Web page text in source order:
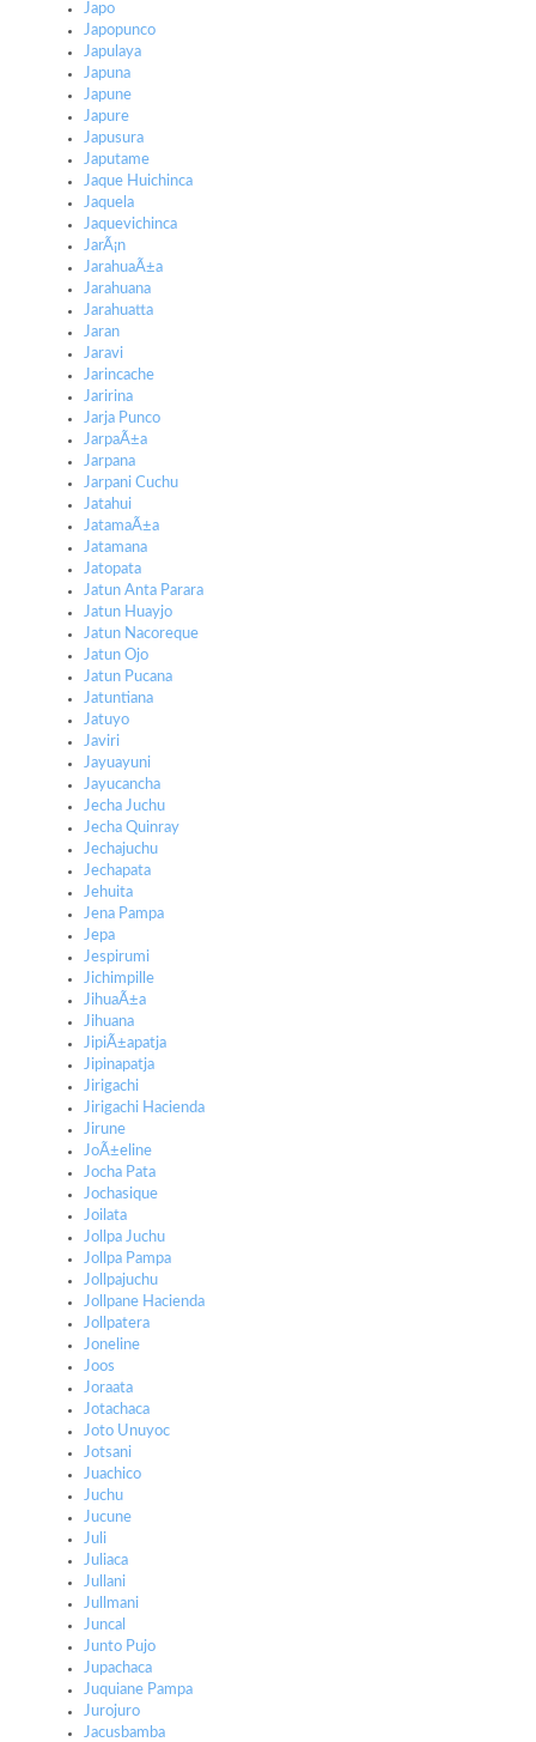
Japo
Japopunco
Japulaya
Japuna
Japune
Japure
Japusura
Japutame
Jaque Huichinca
Jaquela
Jaquevichinca
JarÃ¡n
JarahuaÃ±a
Jarahuana
Jarahuatta
Jaran
Jaravi
Jarincache
Jaririna
Jarja Punco
JarpaÃ±a
Jarpana
Jarpani Cuchu
Jatahui
JatamaÃ±a
Jatamana
Jatopata
Jatun Anta Parara
Jatun Huayjo
Jatun Nacoreque
Jatun Ojo
Jatun Pucana
Jatuntiana
Jatuyo
Javiri
Jayuayuni
Jayucancha
Jecha Juchu
Jecha Quinray
Jechajuchu
Jechapata
Jehuita
Jena Pampa
Jepa
Jespirumi
Jichimpille
JihuaÃ±a
Jihuana
JipiÃ±apatja
Jipinapatja
Jirigachi
Jirigachi Hacienda
Jirune
JoÃ±eline
Jocha Pata
Jochasique
Joilata
Jollpa Juchu
Jollpa Pampa
Jollpajuchu
Jollpane Hacienda
Jollpatera
Joneline
Joos
Joraata
Jotachaca
Joto Unuyoc
Jotsani
Juachico
Juchu
Jucune
Juli
Juliaca
Jullani
Jullmani
Juncal
Junto Pujo
Jupachaca
Juquiane Pampa
Jurojuro
Jacusbamba